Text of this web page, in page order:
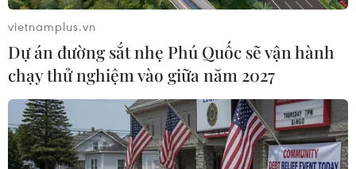
Nga, Thổ Nhĩ Kỳ tiến hành đợt tuần tra
chung thứ 8 ở miền Bắc Syria
18/11/2019 23:10
Theo Bộ Quốc phòng Thổ Nhĩ Kỳ, các đơn vị nước này
và Nga đã hoàn thành đợt tuần tra chung trên bộ thứ 8
theo kế hoạch trong khu vực dài 34km và rộng 10km ở
phía Đông sông Euphrates.
vietnamplus.vn
Dự án đường sắt nhẹ Phú Quốc sẽ vận hành
chạy thử nghiệm vào giữa năm 2027